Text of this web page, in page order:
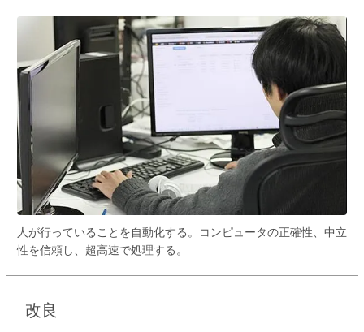
人が行っていることを自動化する。コンピュータの正確性、中立
性を信頼し、超高速で処理する。
改良